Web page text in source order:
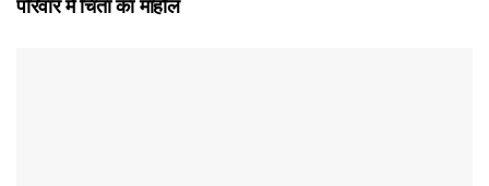
परिवार में चिंता का माहौल